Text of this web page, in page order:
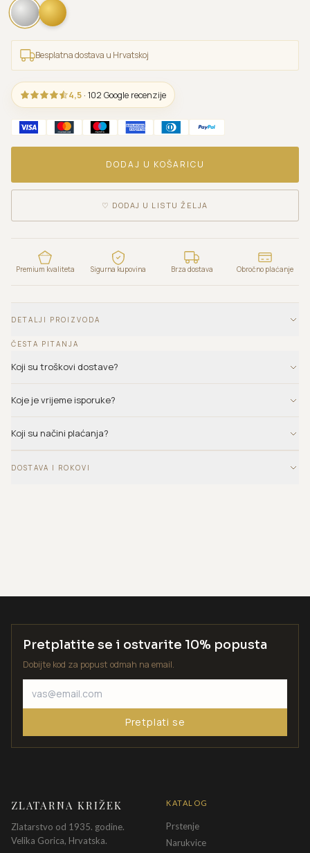
Besplatna dostava u Hrvatskoj
4,5 · 102 Google recenzije
DODAJ U KOŠARICU
♡ DODAJ U LISTU ŽELJA
Premium kvaliteta Sigurna kupovina Brza dostava Obročno plaćanje
DETALJI PROIZVODA
ČESTA PITANJA
Koji su troškovi dostave?
Koje je vrijeme isporuke?
Koji su načini plaćanja?
DOSTAVA I ROKOVI
Pretplatite se i ostvarite 10% popusta
Dobijte kod za popust odmah na email.
Pretplati se
ZLATARNA KRIŽEK
Zlatarstvo od 1935. godine.
Velika Gorica, Hrvatska.
KATALOG
Prstenje
Narukvice